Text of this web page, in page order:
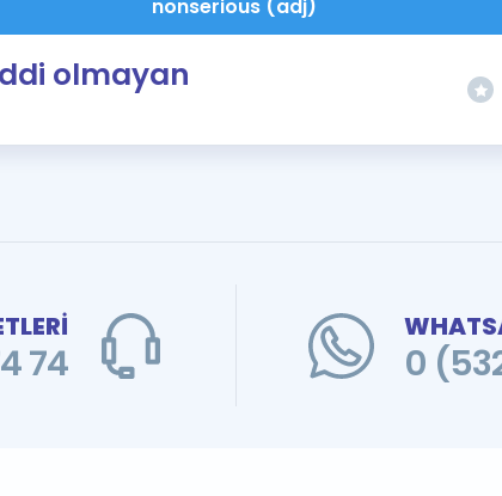
nonserious (adj)
olmayan
74 0